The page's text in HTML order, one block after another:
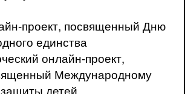
проект, посвященный Дню
единства
онлайн-проект,
Международному
детей